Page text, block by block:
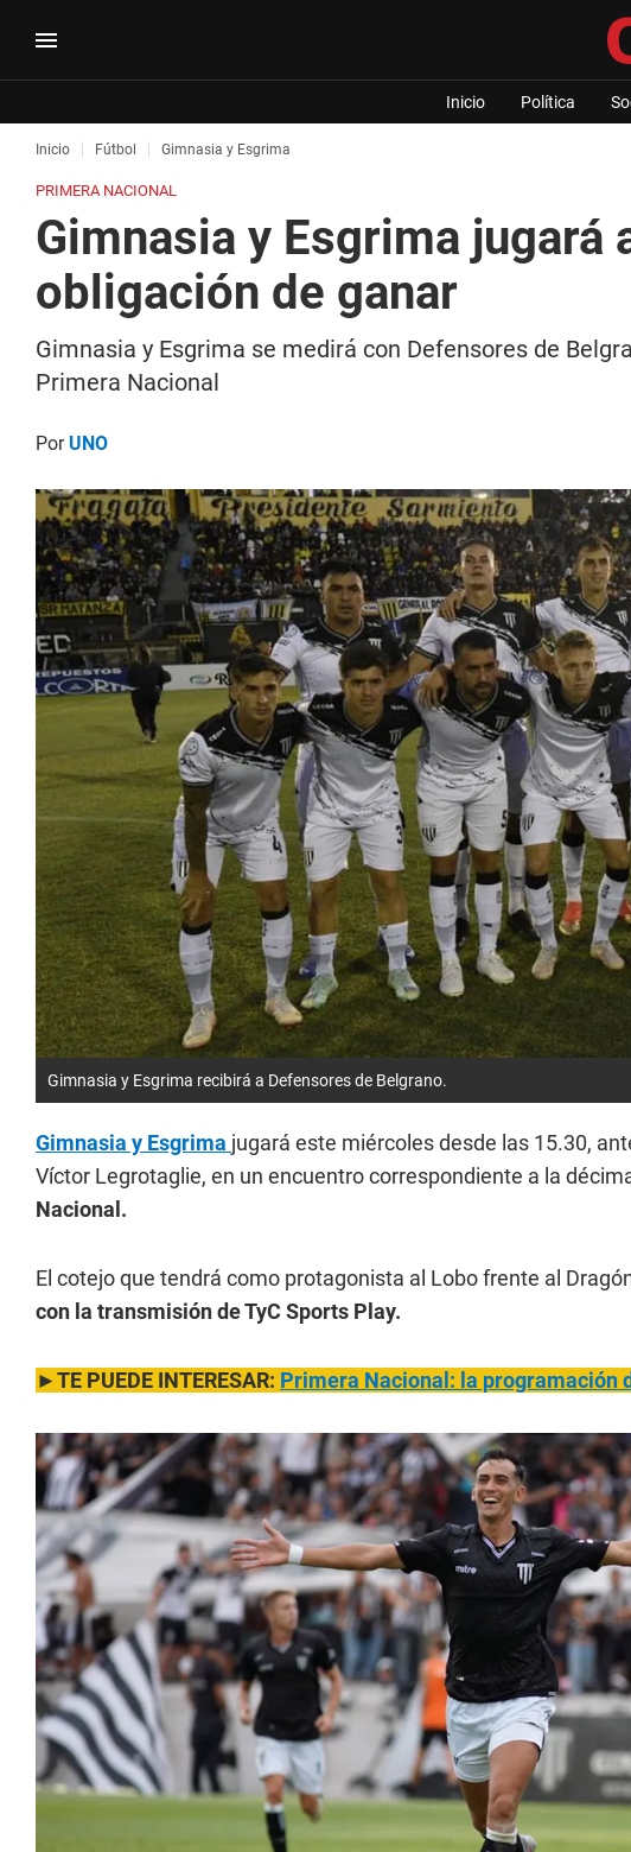
Inicio Política
Inicio Fútbol Gimnasia y Esgrima
PRIMERA NACIONAL
Gimnasia y Esgrima jugará
obligación de ganar
Gimnasia y Esgrima se medirá con Defensores de
Primera Nacional
PorUNO
Gimnasia y Esgrima recibirá a Defensores de Belgrano.
Gimnasia y Esgrima jugará este miércoles desde las 15.30,
Víctor Legrotaglie, en un encuentro correspondiente a la
Nacional.
El cotejo que tendrá como protagonista al Lobo frente al
con la transmisión de TyC Sports Play.
►TE PUEDE INTERESAR: Primera Nacional: la programación